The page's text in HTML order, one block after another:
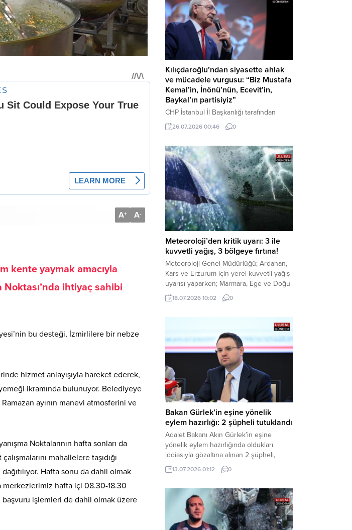
A+ A-
kente yaymak amacıyla
Noktası’nda ihtiyaç sahibi
bu desteği, İzmirlilere bir nebze
hizmet anlayışıyla hareket ederek,
ikramında bulunuyor. Belediyeye
ayının manevi atmosferini ve
Noktalarının hafta sonları da
mahallelere taşıdığı
Hafta sonu da dahil olmak
hafta içi 08.30-18.30
başvuru işlemleri de dahil olmak üzere
Kılıçdaroğlu’ndan siyasette ahlak
ve mücadele vurgusu: “Biz Mustafa
Kemal’in, İnönü’nün, Ecevit’in,
Baykal’ın partisiyiz”
CHP İstanbul İl Başkanlığı tarafından
düzenlenen Üye Katılım Töreni’nde
konuşan Kemal Kılıçdaroğlu; partinin
beşli çetelerle mücadeleden Aile
Destekleri Sigortası’na kadar birçok kritik
konuda sert ve net mesajlar verdi. Haber
Merkezi – CHP Genel Başkanı Kemal
Kılıçdaroğlu, Rauf Denktaş Kültür
Merkezi’nde gerçekleştirilen ve yeni
üyelere rozetlerinin takıldığı...
26.07.2026 00:46 0
Meteoroloji’den kritik uyarı: 3 ile
kuvvetli yağış, 3 bölgeye fırtına!
Meteoroloji Genel Müdürlüğü; Ardahan,
Kars ve Erzurum için yerel kuvvetli yağış
uyarısı yaparken; Marmara, Ege ve Doğu
Anadolu’nun belirli kesimlerinde ise
saatte 60 kilometre hıza ulaşabilecek
tedbirli olmaya çağırdı. Haber Merkezi –
Çevre, Şehircilik ve İklim Değişikliği
Bakanlığı Meteoroloji Genel Müdürlüğü,
ülke genelini kapsayan son hava...
18.07.2026 10:02 0
Bakan Gürlek’in eşine yönelik
eylem hazırlığı: 2 şüpheli tutuklandı
Adalet Bakanı Akın Gürlek’in eşine
yönelik eylem hazırlığında oldukları
iddiasıyla gözaltına alınan 2 şüpheli,
çıkarıldıkları mahkemece tutuklanarak
cezaevine gönderildi. Haber Merkezi –
tarafından yürütülen geniş kapsamlı
soruşturma çerçevesinde gözaltına
alınan şüphelilerin emniyetteki işlemleri
tamamlandı. Güvenlik birimlerindeki
13.07.2026 01:12 0